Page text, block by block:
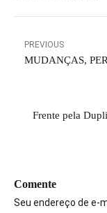
PREVIOUS
MUDANÇAS,
Frente pela
Comente
Seu endereço de e-